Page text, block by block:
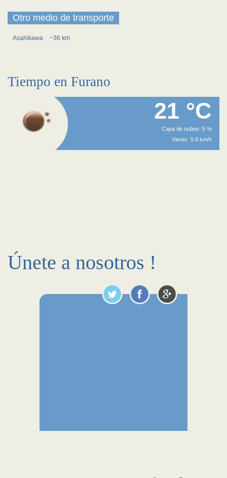
Otro medio de transporte
Asahikawa ~36 km
Tiempo en Furano
21 °C
Capa de nubes: 5 %
Viento: S 8 km/h
Únete a nosotros !